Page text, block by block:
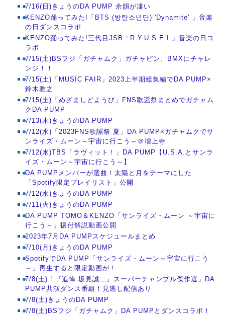
7/16(日)きょうのDA PUMP 余韻が凄い
KENZO踊ってみた!「BTS (방탄소년단) 'Dynamite' 」音楽
の日ダンスコラボ
KENZO踊ってみた!三代目JSB「R.Y.U.S.E.I.」音楽の日コ
ラボ
7/15(土)BSフジ「ガチャムク」ガチャピン、BMXにチャレ
ンジ！！
7/15(土)「MUSIC FAIR」2023上半期総集編でDA PUMP×
鈴木雅之
7/15(土)「めざましどようび」FNS歌謡祭まとめでガチャム
クDA PUMP
7/13(木)きょうのDA PUMP
7/12(水)「2023FNS歌謡祭 夏」DA PUMP×ガチャムクでサ
ンライズ・ムーン～宇宙に行こう～＠増上寺
7/12(水)TBS「ラヴィット！」DA PUMP【U.S.A.とサンラ
イズ・ムーン～宇宙に行こう～】
DA PUMPメンバーが選曲！太陽と月をテーマにした
「Spotify限定プレイリスト」公開
7/12(水)きょうのDA PUMP
7/11(火)きょうのDA PUMP
DA PUMP TOMO＆KENZO「サンライズ・ムーン ～宇宙に
行こう～」振付解説動画公開
2023年7月DA PUMPスケジュールまとめ
7/10(月)きょうのDA PUMP
SpotifyでDA PUMP「サンライズ・ムーン～宇宙に行こう
～」再生すると限定動画が！
7/8(土)「『追悼 坂見誠二』スーパーチャンプル傑作選」DA
PUMP共演ダンス番組！見逃し配信あり
7/8(土)きょうのDA PUMP
7/8(土)BSフジ「ガチャムク」DA PUMPとダンスコラボ！